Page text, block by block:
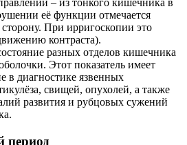
– из тонкого кишечника в
её функции отмечается
При ирригоскопии это
контраста).
разных отделов кишечника
Этот показатель имеет
в диагностике язвенных
свищей, опухолей, а также
развития и рубцовых сужений
период